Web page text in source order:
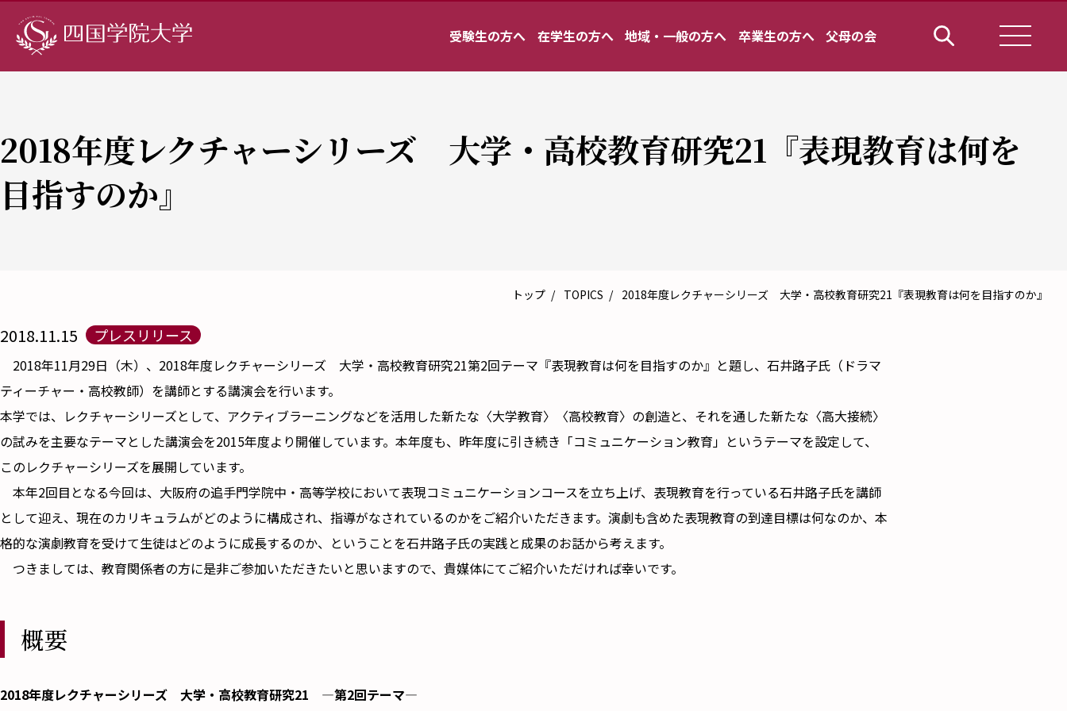
受験生の方へ 在学生の方へ 地域・一般の方へ 卒業生の方へ 父母の会
2018年度レクチャーシリーズ 大学・高校教育研究21『表現教育は何を
目指すのか』
トップ TOPICS 2018年度レクチャーシリーズ 大学・高校教育研究21『表現教育は何を目指すのか』
2018.11.15 プレスリリース
2018年11月29日（木）、2018年度レクチャーシリーズ 大学・高校教育研究21第2回テーマ『表現教育は何を目指すのか』と題し、石井路子氏（ドラマ
ティーチャー・高校教師）を講師とする講演会を行います。
本学では、レクチャーシリーズとして、アクティブラーニングなどを活用した新たな〈大学教育〉〈高校教育〉の創造と、それを通した新たな〈高大接続〉
の試みを主要なテーマとした講演会を2015年度より開催しています。本年度も、昨年度に引き続き「コミュニケーション教育」というテーマを設定して、
このレクチャーシリーズを展開しています。
本年2回目となる今回は、大阪府の追手門学院中・高等学校において表現コミュニケーションコースを立ち上げ、表現教育を行っている石井路子氏を講師
として迎え、現在のカリキュラムがどのように構成され、指導がなされているのかをご紹介いただきます。演劇も含めた表現教育の到達目標は何なのか、本
格的な演劇教育を受けて生徒はどのように成長するのか、ということを石井路子氏の実践と成果のお話から考えます。
つきましては、教育関係者の方に是非ご参加いただきたいと思いますので、貴媒体にてご紹介いただければ幸いです。
概要
2018年度レクチャーシリーズ 大学・高校教育研究21 ―第2回テーマ―